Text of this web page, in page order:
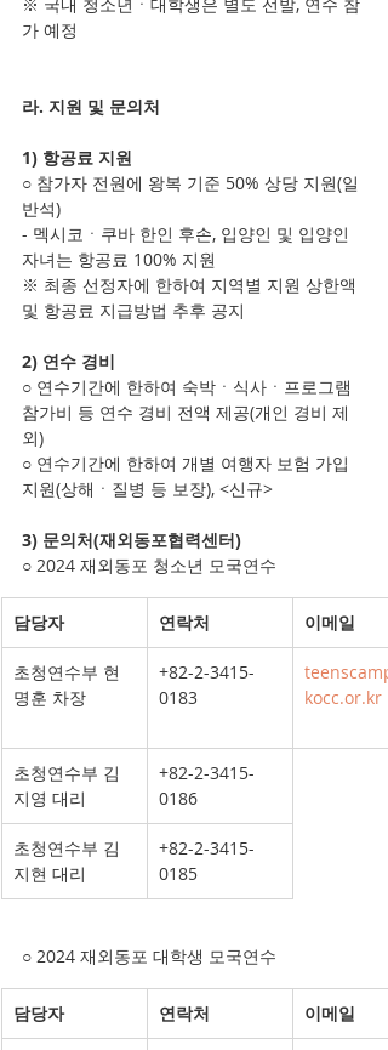
※ 국내 청소년ㆍ대학생은 별도 선발, 연수 참
가 예정
라. 지원 및 문의처
1) 항공료 지원
○ 참가자 전원에 왕복 기준 50% 상당 지원(일
반석)
- 멕시코ㆍ쿠바 한인 후손, 입양인 및 입양인
자녀는 항공료 100% 지원
※ 최종 선정자에 한하여 지역별 지원 상한액
및 항공료 지급방법 추후 공지
2) 연수 경비
○ 연수기간에 한하여 숙박ㆍ식사ㆍ프로그램
참가비 등 연수 경비 전액 제공(개인 경비 제
외)
○ 연수기간에 한하여 개별 여행자 보험 가입
지원(상해ㆍ질병 등 보장), <신규>
3) 문의처(재외동포협력센터)
○ 2024 재외동포 청소년 모국연수
담당자 연락처 이메일
초청연수부 현
명훈 차장
+82-2-3415-
0183
kocc.or.kr
초청연수부 김
지영 대리
+82-2-3415-
0186
초청연수부 김
지현 대리
+82-2-3415-
0185
○ 2024 재외동포 대학생 모국연수
담당자 연락처 이메일